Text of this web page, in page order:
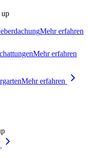
Mehr erfahren
Mehr erfahren
Mehr erfahren